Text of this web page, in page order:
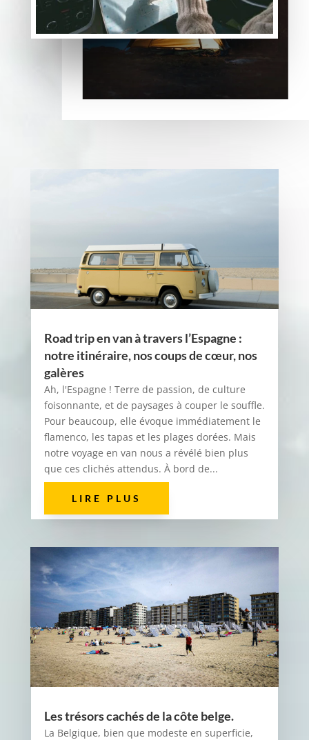
Road trip en van à travers l’Espagne :
notre itinéraire, nos coups de cœur, nos
galères
Ah, l'Espagne ! Terre de passion, de culture
foisonnante, et de paysages à couper le souffle.
Pour beaucoup, elle évoque immédiatement le
flamenco, les tapas et les plages dorées. Mais
notre voyage en van nous a révélé bien plus
que ces clichés attendus. À bord de...
LIRE PLUS
Les trésors cachés de la côte belge.
La Belgique, bien que modeste en superficie,